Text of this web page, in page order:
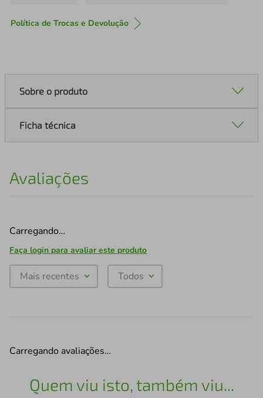
Política de Trocas e Devolução
Sobre o produto
Ficha técnica
Avaliações
Carregando…
Faça login para avaliar este produto
Mais recentes Todos
Carregando avaliações…
Quem viu isto, também viu...